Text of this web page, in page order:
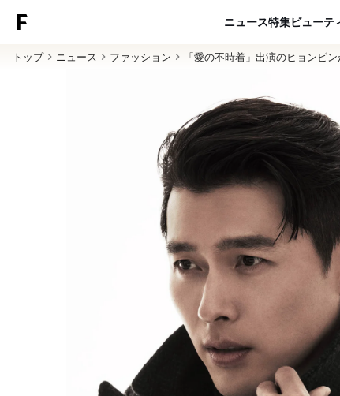
ニュース特集ビューテ
トップ ニュース ファッション 「愛の不時着」出演のヒョンビ